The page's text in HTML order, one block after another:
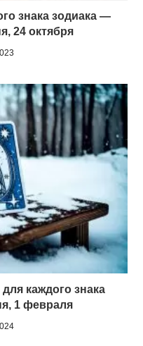
знака зодиака —
24 октября
каждого знака
1 февраля